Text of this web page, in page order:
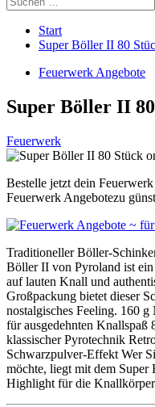
nach:
Start
Super Böller II 80
Feuerwerk Angebote
Super Böller II
Feuerwerk
Bestelle jetzt dein
Feuerwerk Angebotezu
Traditioneller Böller-
Böller II von Pyroland ist
auf lauten Knall und
Großpackung bietet dieser
nostalgisches Feeling. 160
für ausgedehnten Knallspaß
klassischer Pyrotechnik
Schwarzpulver-Effekt Wer
möchte, liegt mit dem
Highlight für die